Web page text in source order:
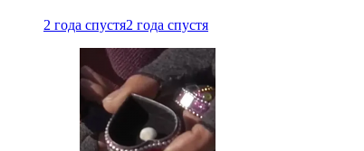
2 года спустя2 года спустя